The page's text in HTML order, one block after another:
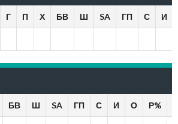
Г П Х БВ Ш SA ГП С И
БВ Ш SA ГП С И О Р%